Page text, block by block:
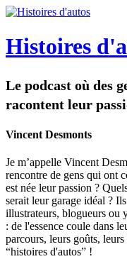
Histoires
Le podcast où des
racontent leur
Vincent Desmonts
Je m’appelle Vincent
rencontre de gens qui ont
est née leur passion ?
serait leur garage idéal ?
illustrateurs, blogueurs ou
: de l'essence coule dans
parcours, leurs goûts,
“histoires d'autos” !